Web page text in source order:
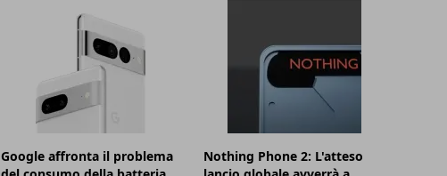
Google affronta il problema
Nothing Phone 2: L'atteso